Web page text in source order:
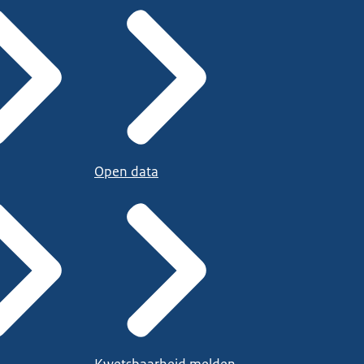
Open data